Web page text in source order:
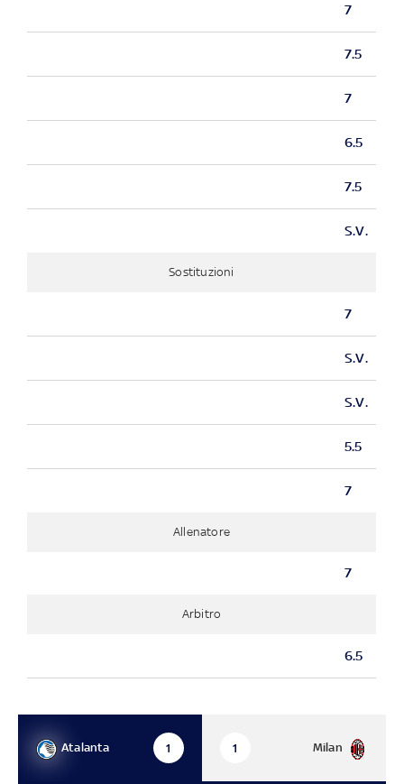
7
7.5
7
6.5
7.5
S.V.
Sostituzioni
7
S.V.
S.V.
5.5
7
Allenatore
7
Arbitro
6.5
Atalanta 1 Milan
1